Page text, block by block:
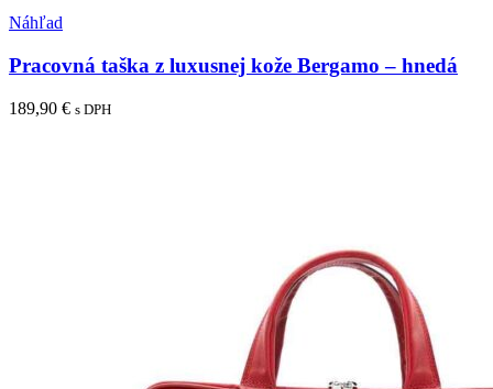
Náhľad
Pracovná taška z luxusnej kože Bergamo – hnedá
189,90 € s DPH